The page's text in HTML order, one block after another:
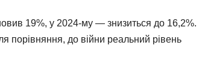
19%, у 2024-му — знизиться до 16,2%.
порівняння, до війни реальний рівень